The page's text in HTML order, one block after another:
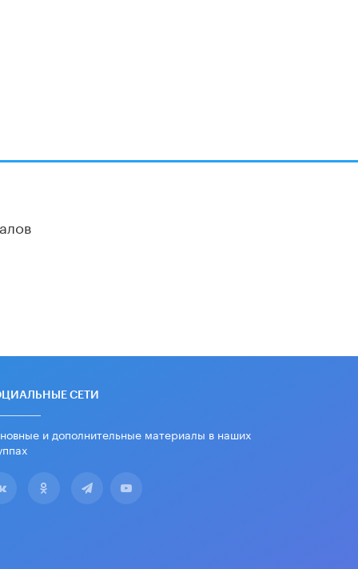
СЕТИ
и дополнительные материалы в наших